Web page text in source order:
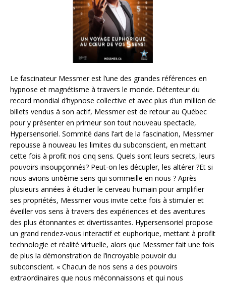
Le fascinateur Messmer est l’une des grandes références en
hypnose et magnétisme à travers le monde. Détenteur du
record mondial d’hypnose collective et avec plus d’un million de
billets vendus à son actif, Messmer est de retour au Québec
pour y présenter en primeur son tout nouveau spectacle,
Hypersensoriel. Sommité dans l’art de la fascination, Messmer
repousse à nouveau les limites du subconscient, en mettant
cette fois à profit nos cinq sens. Quels sont leurs secrets, leurs
pouvoirs insoupçonnés? Peut-on les décupler, les altérer ?Et si
nous avions un6ème sens qui sommeille en nous ? Après
plusieurs années à étudier le cerveau humain pour amplifier
ses propriétés, Messmer vous invite cette fois à stimuler et
éveiller vos sens à travers des expériences et des aventures
des plus étonnantes et divertissantes. Hypersensoriel propose
un grand rendez-vous interactif et euphorique, mettant à profit
technologie et réalité virtuelle, alors que Messmer fait une fois
de plus la démonstration de l’incroyable pouvoir du
subconscient. « Chacun de nos sens a des pouvoirs
extraordinaires que nous méconnaissons et qui nous